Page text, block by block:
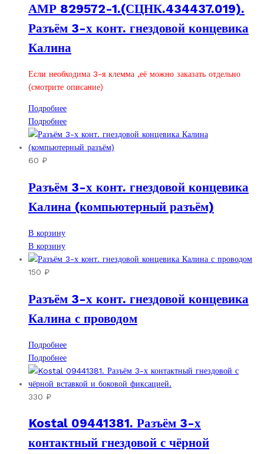
АМР 829572-1.(СЦНК.434437.019).
Разъём 3-х конт. гнездовой концевика
Калина
Если необходима 3-я клемма ,её можно заказать отдельно
(смотрите описание)
Подробнее
Подробнее
60 ₽
Разъём 3-х конт. гнездовой концевика
Калина (компьютерный разъём)
В корзину
В корзину
150 ₽
Разъём 3-х конт. гнездовой концевика
Калина с проводом
Подробнее
Подробнее
330 ₽
Kostal 09441381. Разъём 3-х
контактный гнездовой с чёрной